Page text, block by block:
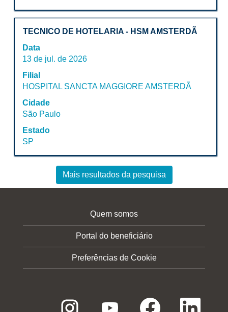
as
informações
dela.
Título
TECNICO DE HOTELARIA - HSM AMSTERDÃ
Data
13 de jul. de 2026
Filial
HOSPITAL SANCTA MAGGIORE AMSTERDÃ
Cidade
São Paulo
Estado
SP
Selecione
vaga
com
a
barra
de
espaço
para
visualizar
todas
informações
dela.
Mais resultados da pesquisa
Quem somos
Portal do beneficiário
Preferências de Cookie
b
A
b
A